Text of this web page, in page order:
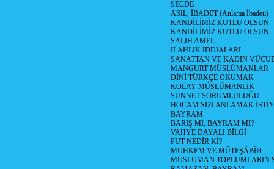
SECDE
ASIL, İBADET (Anlama İbadeti)
KANDİLİMİZ KUTLU OLSUN
KANDİLİMİZ KUTLU OLSUN
SALİH AMEL
İLAHLIK İDDİALARI
SANATTAN VE KADIN
MANGURT MÜSLÜMANLAR
DİNİ TÜRKÇE OKUMAK
KOLAY MÜSLÜMANLIK
SÜNNET SORUMLULUĞU
HOCAM SİZİ ANLAMAK
BAYRAM
BARIŞ MI, BAYRAM MI?
VAHYE DAYALI BİLGİ
PUT NEDİR Kİ?
MUHKEM VE MÜTEŞÂBİH
MÜSLÜMAN TOPLUMLARIN